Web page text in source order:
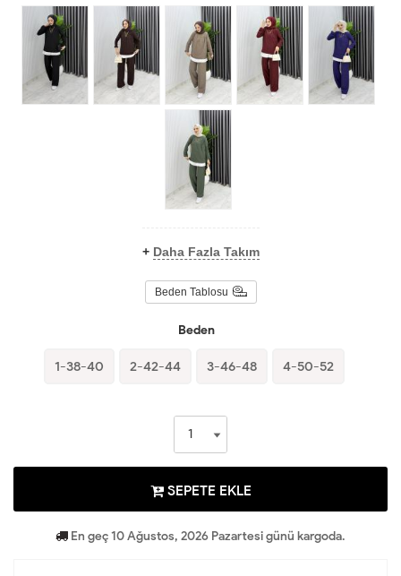
+ Daha Fazla Takım
Beden Tablosu
Beden
1-38-40 2-42-44 3-46-48 4-50-52
SEPETE EKLE
En geç 10 Ağustos, 2026 Pazartesi günü kargoda.